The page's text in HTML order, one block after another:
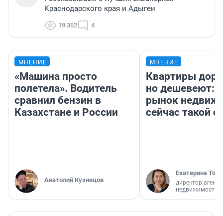
Краснодарского края и Адыгеи
19 382 4
МНЕНИЕ
«Машина просто
полетела». Водитель
сравнил бензин в
Казахстане и России
Анатолий Кузнецов
МНЕНИЕ
Квартиры
но дешевеют:
рынок
сейчас такой
Екатерина
директор
недвижимости